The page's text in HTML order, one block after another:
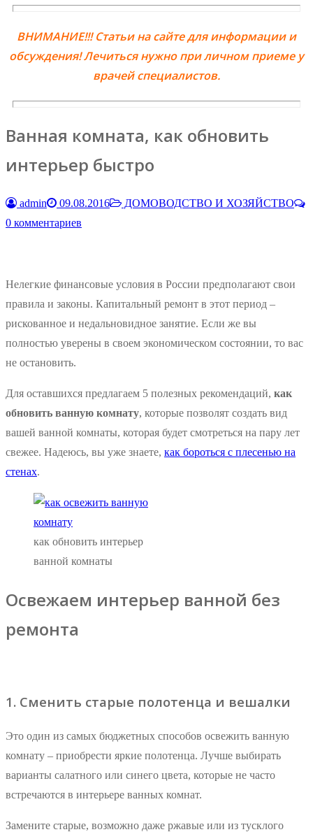
ВНИМАНИЕ!!! Статьи на сайте для информации и
обсуждения! Лечиться нужно при личном приеме у
врачей специалистов.
Ванная комната, как обновить
интерьер быстро
admin 09.08.2016
ДОМОВОДСТВО И ХОЗЯЙСТВО
0 комментариев
Нелегкие финансовые условия в России предполагают свои
правила и законы. Капитальный ремонт в этот период –
рискованное и недальновидное занятие. Если же вы
полностью уверены в своем экономическом состоянии, то вас
не остановить.
Для оставшихся предлагаем 5 полезных рекомендаций, как
обновить ванную комнату, которые позволят создать вид
вашей ванной комнаты, которая будет смотреться на пару лет
свежее. Надеюсь, вы уже знаете, как бороться с плесенью на
стенах.
как обновить интерьер
ванной комнаты
Освежаем интерьер ванной без
ремонта
1. Сменить старые полотенца и вешалки
Это один из самых бюджетных способов освежить ванную
комнату – приобрести яркие полотенца. Лучше выбирать
варианты салатного или синего цвета, которые не часто
встречаются в интерьере ванных комнат.
Замените старые, возможно даже ржавые или из тусклого